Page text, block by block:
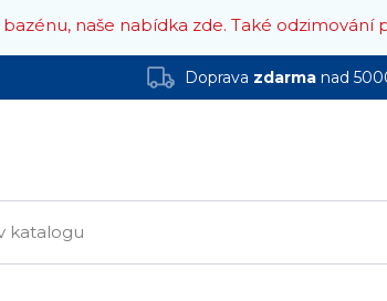
naše nabídka zde. Také odzimování
Doprava zdarmanad